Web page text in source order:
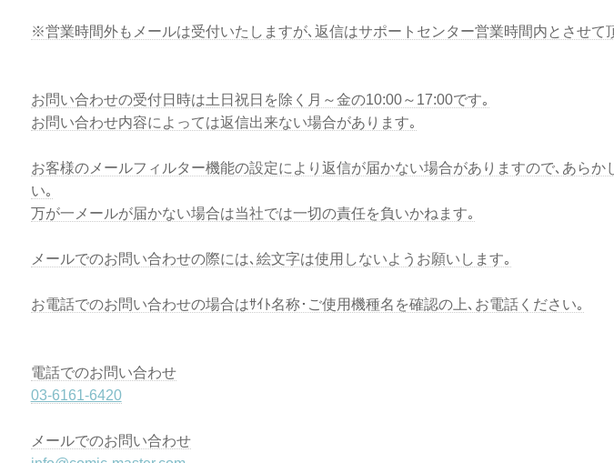
※営業時間外もメールは受付いたしますが､返信はサポートセンター営業時間内とさせて
お問い合わせの受付日時は土日祝日を除く月～金の10:00～17:00です｡
お問い合わせ内容によっては返信出来ない場合があります｡
お客様のメールフィルター機能の設定により返信が届かない場合がありますので､あら
い｡
万が一メールが届かない場合は当社では一切の責任を負いかねます｡
メールでのお問い合わせの際には､絵文字は使用しないようお願いします｡
お電話でのお問い合わせの場合はｻｲﾄ名称･ご使用機種名を確認の上､お電話ください｡
電話でのお問い合わせ
03-6161-6420
メールでのお問い合わせ